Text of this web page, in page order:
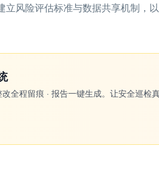
立风险评估标准与数据共享机制，
全程留痕 · 报告一键生成。让安全巡检